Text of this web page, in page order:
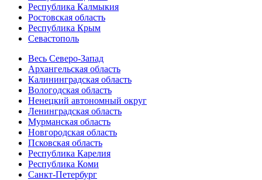
Республика Калмыкия
Ростовская область
Республика Крым
Севастополь
Весь Северо-Запад
Архангельская область
Калининградская область
Вологодская область
Ненецкий автономный округ
Ленинградская область
Мурманская область
Новгородская область
Псковская область
Республика Карелия
Республика Коми
Санкт-Петербург